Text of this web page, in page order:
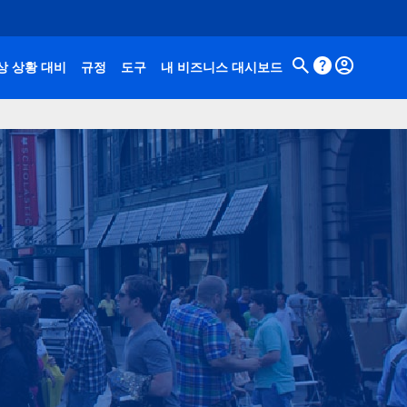
상황 대비 규정 도구 내 비즈니스 대시보드